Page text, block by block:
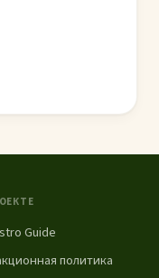
Guide
политика